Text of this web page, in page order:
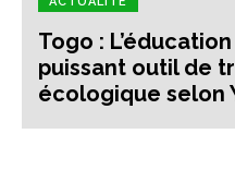
Togo :
puissant outil de
écologique selon